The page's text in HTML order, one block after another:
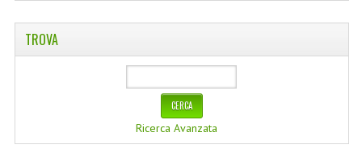
CONTATTACI
TROVA
Ricerca Avanzata